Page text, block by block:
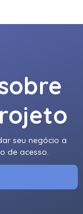
seu negócio a
de acesso.